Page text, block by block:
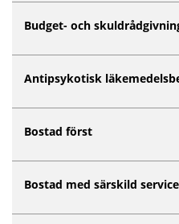
Budget- och
Antipsykotisk
Bostad först
Bostad med särskild service